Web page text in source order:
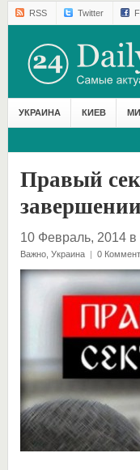
RSS Twitter
УКРАИНА КИЕВ
Правый
10 Февраль, 2014 в
Важно, Украина | 0